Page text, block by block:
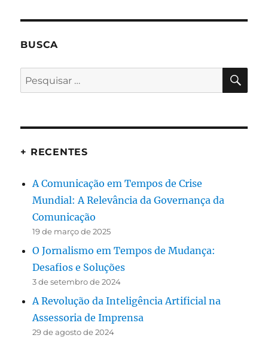
BUSCA
Pesquisar
por:
+ RECENTES
A Comunicação em Tempos de Crise
Mundial: A Relevância da Governança da
Comunicação
19 de março de 2025
O Jornalismo em Tempos de Mudança:
Desafios e Soluções
3 de setembro de 2024
A Revolução da Inteligência Artificial na
Assessoria de Imprensa
29 de agosto de 2024